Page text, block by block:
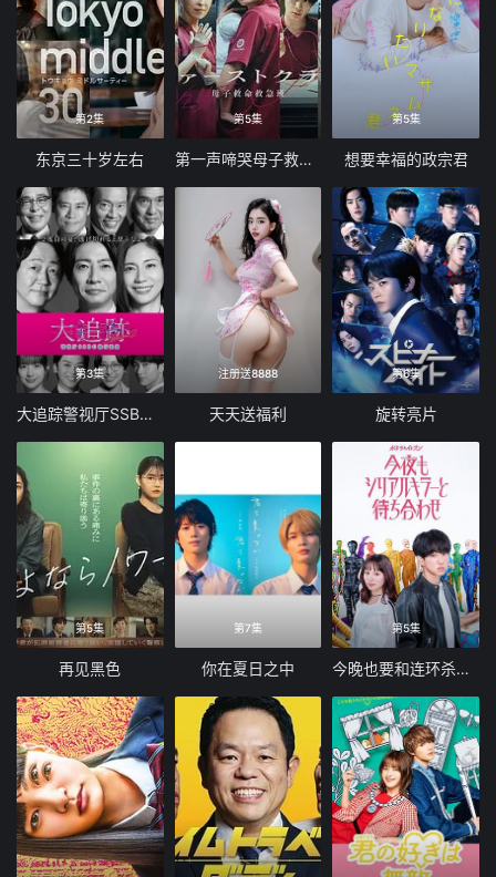
第2集
东京三十岁左右
第5集
第一声啼哭母子救命急救班
第5集
想要幸福的政宗君
第3集
大追踪警视厅SSBC强行犯系第二季
注册送8888
天天送福利
第6集
旋转亮片
第5集
再见黑色
第7集
你在夏日之中
第5集
今晚也要和连环杀手约会